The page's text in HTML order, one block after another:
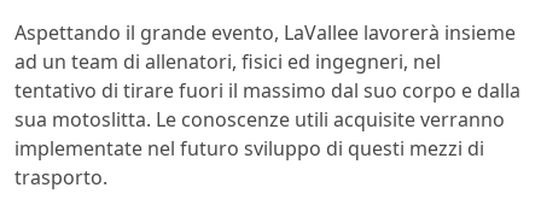
Aspettando il grande evento, LaVallee lavorerà insieme
ad un team di allenatori, fisici ed ingegneri, nel
tentativo di tirare fuori il massimo dal suo corpo e dalla
sua motoslitta. Le conoscenze utili acquisite verranno
implementate nel futuro sviluppo di questi mezzi di
trasporto.